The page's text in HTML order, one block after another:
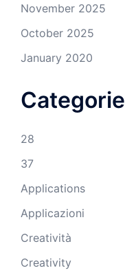
November 2025
October 2025
January 2020
Categorie
28
37
Applications
Applicazioni
Creatività
Creativity